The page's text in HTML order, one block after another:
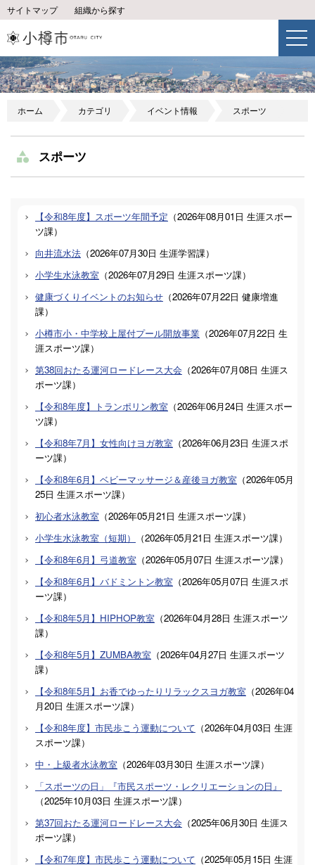
サイトマップ 組織から探す
ホーム カテゴリ イベント情報 スポーツ
スポーツ
【令和8年度】スポーツ年間予定 （2026年08月01日 生涯スポー
ツ課）
向井流水法 （2026年07月30日 生涯学習課）
小学生水泳教室 （2026年07月29日 生涯スポーツ課）
健康づくりイベントのお知らせ （2026年07月22日 健康増進
課）
小樽市小・中学校上屋付プール開放事業 （2026年07月22日 生
涯スポーツ課）
第38回おたる運河ロードレース大会 （2026年07月08日 生涯ス
ポーツ課）
【令和8年度】トランポリン教室 （2026年06月24日 生涯スポー
ツ課）
【令和8年7月】女性向けヨガ教室 （2026年06月23日 生涯スポ
ーツ課）
【令和8年6月】ベビーマッサージ＆産後ヨガ教室 （2026年05月
25日 生涯スポーツ課）
初心者水泳教室 （2026年05月21日 生涯スポーツ課）
小学生水泳教室（短期）
（2026年05月21日 生涯スポーツ課）
【令和8年6月】弓道教室 （2026年05月07日 生涯スポーツ課）
【令和8年6月】バドミントン教室 （2026年05月07日 生涯スポ
ーツ課）
【令和8年5月】HIPHOP教室 （2026年04月28日 生涯スポーツ
課）
【令和8年5月】ZUMBA教室 （2026年04月27日 生涯スポーツ
課）
【令和8年5月】お香でゆったりリラックスヨガ教室 （2026年04
月20日 生涯スポーツ課）
【令和8年度】市民歩こう運動について （2026年04月03日 生涯
スポーツ課）
中・上級者水泳教室 （2026年03月30日 生涯スポーツ課）
「スポーツの日」『市民スポーツ・レクリエーションの日』
（2025年10月03日 生涯スポーツ課）
第37回おたる運河ロードレース大会 （2025年06月30日 生涯ス
ポーツ課）
【令和7年度】市民歩こう運動について （2025年05月15日 生涯